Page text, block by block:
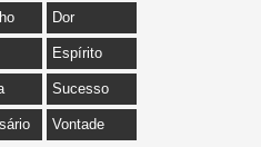
Dor
Espírito
Sucesso
Vontade